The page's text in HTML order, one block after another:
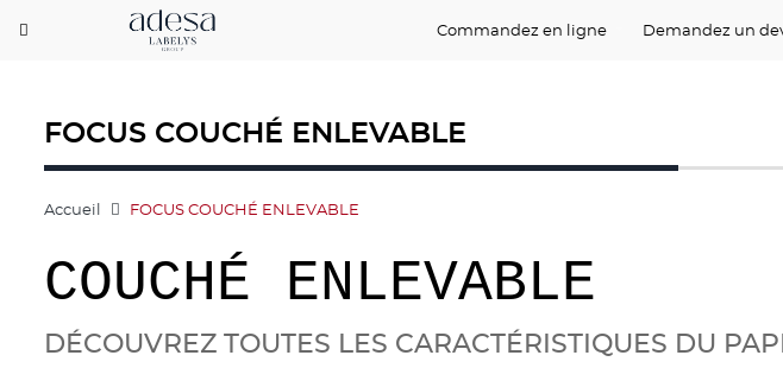
Commandez en ligne Demandez un
FOCUS COUCHÉ ENLEVABLE
Accueil FOCUS COUCHÉ ENLEVABLE
COUCHÉ ENLEVABLE
DÉCOUVREZ TOUTES LES CARACTÉRISTIQUES DU